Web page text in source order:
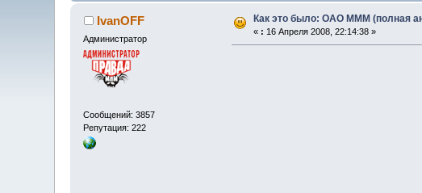
IvanOFF
Администратор
Сообщений: 3857
Репутация: 222
Как это было: ОАО МММ (полная
« : 16 Апреля 2008, 22:14:38 »